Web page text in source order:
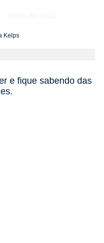
Kelps
e fique sabendo das